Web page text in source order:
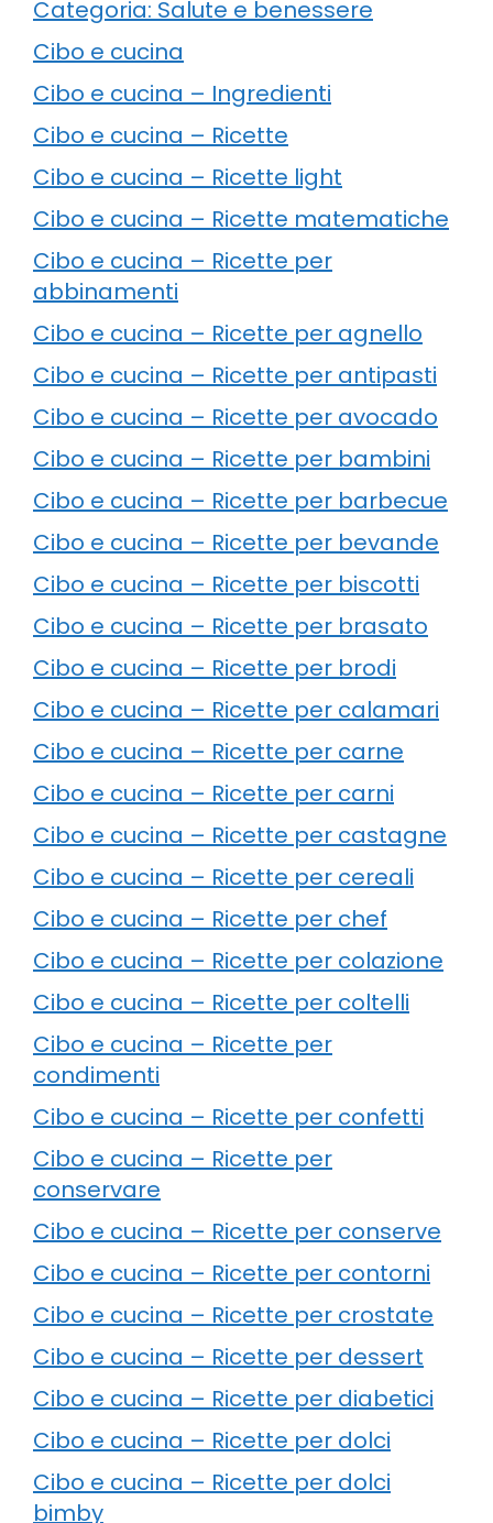
Categoria: Salute e benessere
Cibo e cucina
Cibo e cucina – Ingredienti
Cibo e cucina – Ricette
Cibo e cucina – Ricette light
Cibo e cucina – Ricette matematiche
Cibo e cucina – Ricette per
abbinamenti
Cibo e cucina – Ricette per agnello
Cibo e cucina – Ricette per antipasti
Cibo e cucina – Ricette per avocado
Cibo e cucina – Ricette per bambini
Cibo e cucina – Ricette per barbecue
Cibo e cucina – Ricette per bevande
Cibo e cucina – Ricette per biscotti
Cibo e cucina – Ricette per brasato
Cibo e cucina – Ricette per brodi
Cibo e cucina – Ricette per calamari
Cibo e cucina – Ricette per carne
Cibo e cucina – Ricette per carni
Cibo e cucina – Ricette per castagne
Cibo e cucina – Ricette per cereali
Cibo e cucina – Ricette per chef
Cibo e cucina – Ricette per colazione
Cibo e cucina – Ricette per coltelli
Cibo e cucina – Ricette per
condimenti
Cibo e cucina – Ricette per confetti
Cibo e cucina – Ricette per
conservare
Cibo e cucina – Ricette per conserve
Cibo e cucina – Ricette per contorni
Cibo e cucina – Ricette per crostate
Cibo e cucina – Ricette per dessert
Cibo e cucina – Ricette per diabetici
Cibo e cucina – Ricette per dolci
Cibo e cucina – Ricette per dolci
bimby